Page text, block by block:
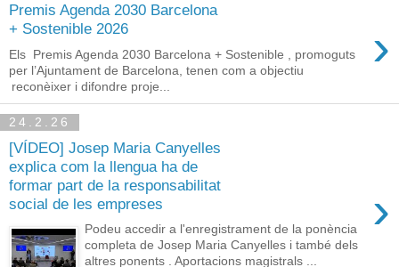
Premis Agenda 2030 Barcelona
+ Sostenible 2026
›
Els Premis Agenda 2030 Barcelona + Sostenible , promoguts
per l’Ajuntament de Barcelona, tenen com a objectiu
reconèixer i difondre proje...
24.2.26
[VÍDEO] Josep Maria Canyelles
explica com la llengua ha de
formar part de la responsabilitat
social de les empreses
›
Podeu accedir a l'enregistrament de la ponència
completa de Josep Maria Canyelles i també dels
altres ponents . Aportacions magistrals ...